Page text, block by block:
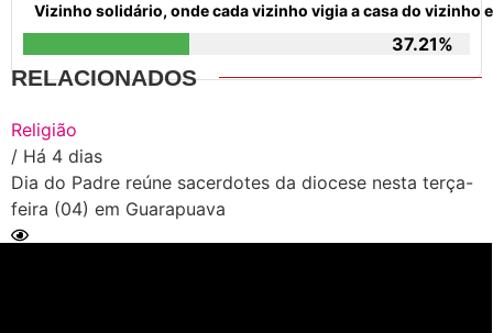
Vizinho solidário, onde cada vizinho vigia a casa do vizinho
37.21%
RELACIONADOS
Religião
/ Há 4 dias
Dia do Padre reúne sacerdotes da diocese nesta terça-
feira (04) em Guarapuava